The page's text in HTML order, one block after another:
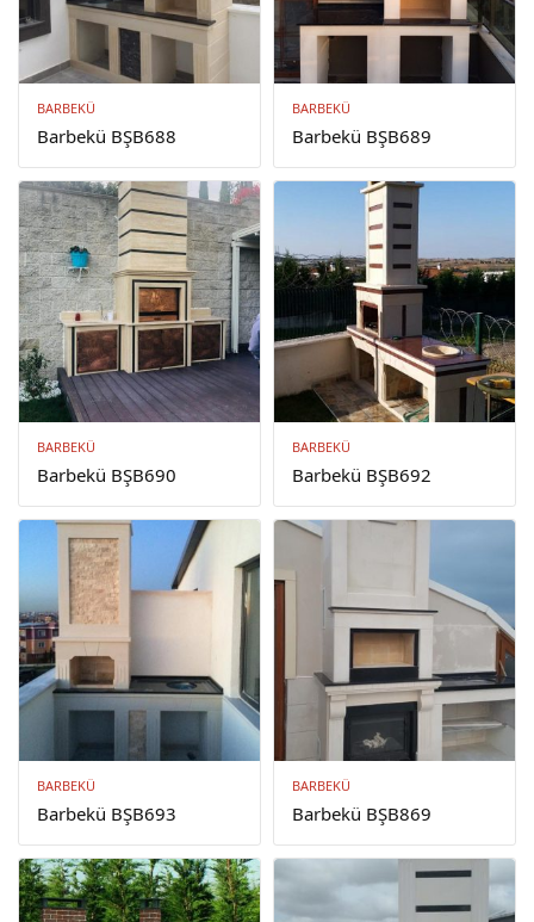
BARBEKÜ
Barbekü BŞB688
BARBEKÜ
Barbekü BŞB689
BARBEKÜ
Barbekü BŞB690
BARBEKÜ
Barbekü BŞB692
BARBEKÜ
Barbekü BŞB693
BARBEKÜ
Barbekü BŞB869